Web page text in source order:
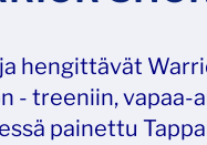
hengittävät
- treeniin, vapaa-
painettu